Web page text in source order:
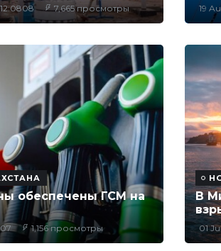
7,665 просмотры 19
обеспечены ГСМ на
1,156 просмотры
В
01